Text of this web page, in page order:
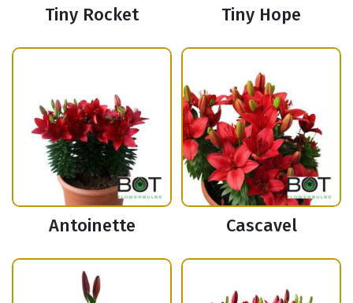
Tiny Rocket Tiny Hope
Antoinette Cascavel